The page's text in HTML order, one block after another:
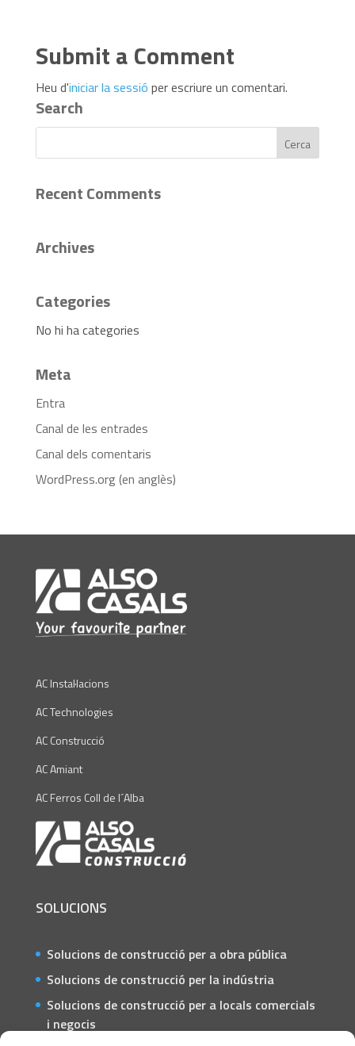
Submit a Comment
Heu d'iniciar la sessió per escriure un comentari.
Search
Recent Comments
Archives
Categories
No hi ha categories
Meta
Entra
Canal de les entrades
Canal dels comentaris
WordPress.org (en anglès)
AC Instal·lacions
AC Technologies
AC Construcció
AC Amiant
AC Ferros Coll de l´Alba
SOLUCIONS
Solucions de construcció per a obra pública
Solucions de construcció per la indústria
Solucions de construcció per a locals comercials
i negocis